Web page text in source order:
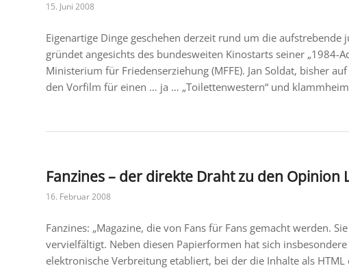
15. Juni 2008
Eigenartige Dinge geschehen derzeit rund um die aufstrebende
gründet angesichts des bundesweiten Kinostarts seiner „1984-
Ministerium für Friedenserziehung (MFFE). Jan Soldat, bisher
den Vorfilm für einen … ja … „Toilettenwestern“ und
Fanzines – der direkte Draht zu den Opinion
16. Februar 2008
Fanzines: „Magazine, die von Fans für Fans gemacht werden.
vervielfältigt. Neben diesen Papierformen hat sich
elektronische Verbreitung etabliert, bei der die Inhalte als